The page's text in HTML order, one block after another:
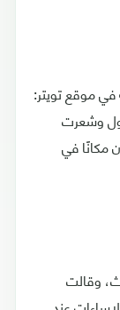
موقع تويتر:
وشعرت
مكانًا في
وقالت